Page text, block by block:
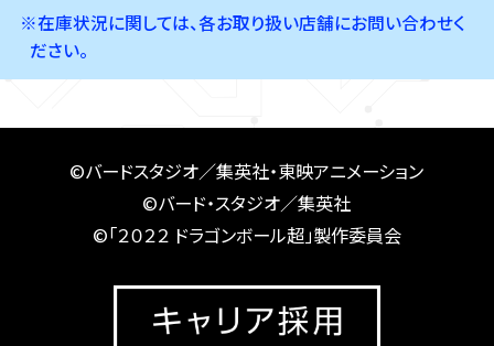
※在庫状況に関しては、各お取り扱い店舗にお問い合わせく
ださい。
©バードスタジオ／集英社・東映アニメーション
©バード・スタジオ／集英社
©「２０２２ ドラゴンボール超」製作委員会